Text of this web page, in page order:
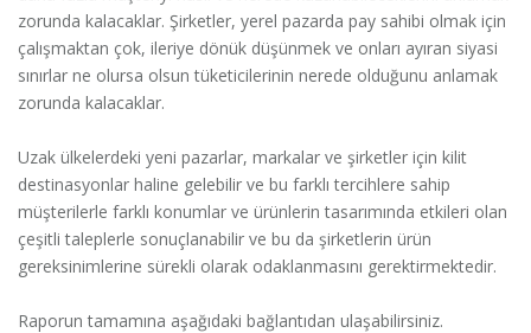
zorunda kalacaklar. Şirketler, yerel pazarda pay sahibi olmak için
çalışmaktan çok, ileriye dönük düşünmek ve onları ayıran siyasi
sınırlar ne olursa olsun tüketicilerinin nerede olduğunu anlamak
zorunda kalacaklar.
Uzak ülkelerdeki yeni pazarlar, markalar ve şirketler için kilit
destinasyonlar haline gelebilir ve bu farklı tercihlere sahip
müşterilerle farklı konumlar ve ürünlerin tasarımında etkileri olan
çeşitli taleplerle sonuçlanabilir ve bu da şirketlerin ürün
gereksinimlerine sürekli olarak odaklanmasını gerektirmektedir.
Raporun tamamına aşağıdaki bağlantıdan ulaşabilirsiniz.